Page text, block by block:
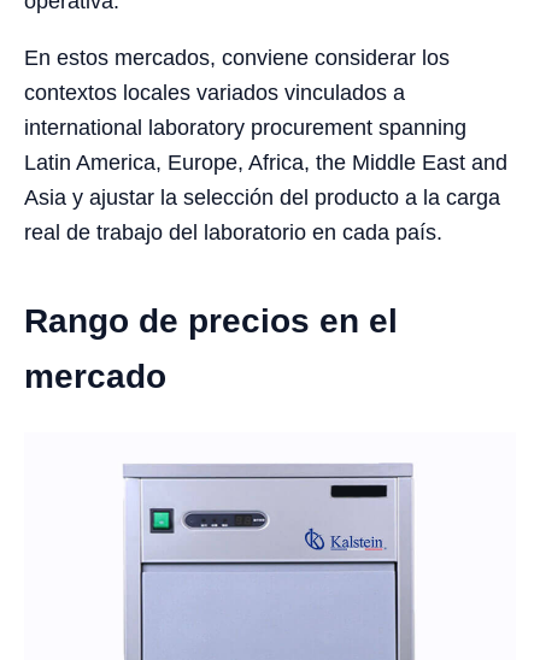
En estos mercados, conviene considerar los
contextos locales variados vinculados a
international laboratory procurement spanning
Latin America, Europe, Africa, the Middle East and
Asia y ajustar la selección del producto a la carga
real de trabajo del laboratorio en cada país.
Rango de precios en el
mercado